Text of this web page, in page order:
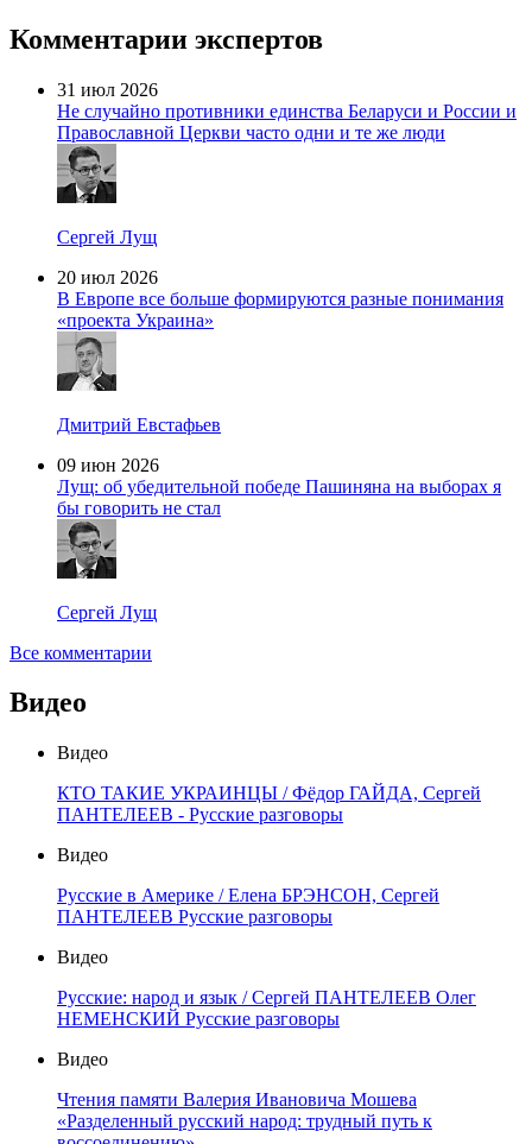
Комментарии экспертов
31 июл 2026
Не случайно противники единства Беларуси и России и
Православной Церкви часто одни и те же люди
Сергей Лущ
20 июл 2026
В Европе все больше формируются разные понимания
«проекта Украина»
Дмитрий Евстафьев
09 июн 2026
Лущ: об убедительной победе Пашиняна на выборах я
бы говорить не стал
Сергей Лущ
Все комментарии
Видео
Видео
КТО ТАКИЕ УКРАИНЦЫ / Фёдор ГАЙДА, Сергей
ПАНТЕЛЕЕВ - Русские разговоры
Видео
Русские в Америке / Елена БРЭНСОН, Сергей
ПАНТЕЛЕЕВ Русские разговоры
Видео
Русские: народ и язык / Сергей ПАНТЕЛЕЕВ Олег
НЕМЕНСКИЙ Русские разговоры
Видео
Чтения памяти Валерия Ивановича Мошева
«Разделенный русский народ: трудный путь к